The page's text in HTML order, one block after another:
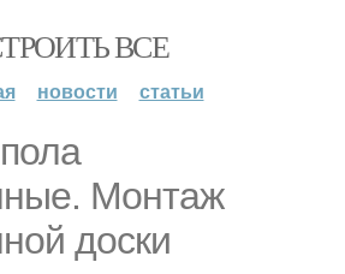
ВСЕ
новости статьи
Монтаж
доски